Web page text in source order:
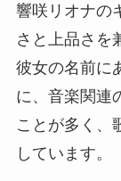
響咲リオナの
さと上品さを
彼女の名前に
に、音楽関連
ことが多く、
しています。